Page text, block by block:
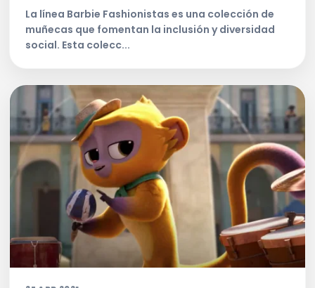
La línea Barbie Fashionistas es una colección de
muñecas que fomentan la inclusión y diversidad
social. Esta colecc...